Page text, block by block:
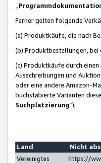
Ferner gelten folgende
(a) Produktkäufe, die nach
(b) Produktbestellungen, bei
(c) Produktkäufe durch
Ausschreibungen und
oder eine andere Amazon-
buchstabierte Varianten
Suchplatzierung”);
Land
Nicht
Vereinigtes
https://